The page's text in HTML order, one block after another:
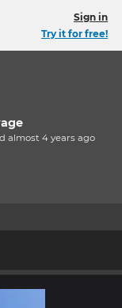
Sign in
Try it for free!
almost 4 years ago